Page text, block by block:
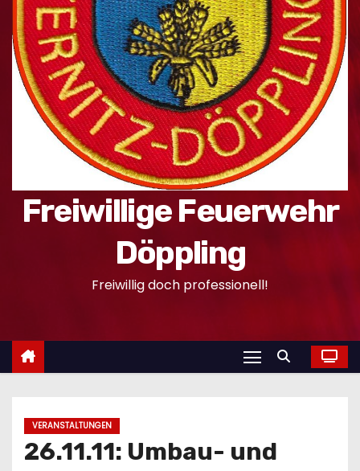
Freiwillige Feuerwehr
Döppling
Freiwillig doch professionell!
VERANSTALTUNGEN
26.11.11: Umbau- und